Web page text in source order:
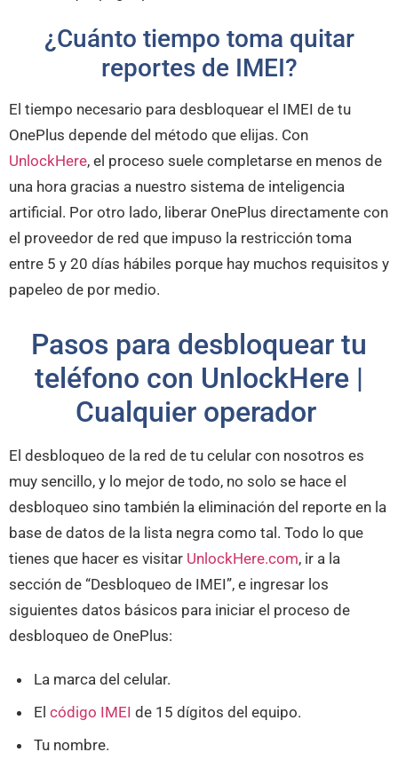
¿Cuánto tiempo toma quitar
reportes de IMEI?
El tiempo necesario para desbloquear el IMEI de tu
OnePlus depende del método que elijas. Con
UnlockHere, el proceso suele completarse en menos de
una hora gracias a nuestro sistema de inteligencia
artificial. Por otro lado, liberar OnePlus directamente con
el proveedor de red que impuso la restricción toma
entre 5 y 20 días hábiles porque hay muchos requisitos y
papeleo de por medio.
Pasos para desbloquear tu
teléfono con UnlockHere |
Cualquier operador
El desbloqueo de la red de tu celular con nosotros es
muy sencillo, y lo mejor de todo, no solo se hace el
desbloqueo sino también la eliminación del reporte en la
base de datos de la lista negra como tal. Todo lo que
tienes que hacer es visitar UnlockHere.com, ir a la
sección de “Desbloqueo de IMEI”, e ingresar los
siguientes datos básicos para iniciar el proceso de
desbloqueo de OnePlus:
La marca del celular.
Elcódigo IMEIde 15 dígitos del equipo.
Tu nombre.